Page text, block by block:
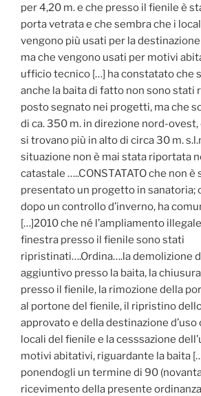
per 4,20 m. e che presso il fienile è
porta vetrata e che sembra che i
vengono più usati per la destinazione
ma che vengono usati per motivi
ufficio tecnico […] ha constatato che
anche la baita di fatto non sono stati
posto segnato nei progetti, ma che
di ca. 350 m. in direzione nord-
si trovano più in alto di circa 30 m.
situazione non è mai stata riportata
catastale …..CONSTATATO che non è
presentato un progetto in sanatoria;
dopo un controllo d’inverno, ha
[…]2010 che né l’ampliamento
finestra presso il fienile sono stati
ripristinati….Ordina….la demolizione
aggiuntivo presso la baita, la
presso il fienile, la rimozione della
al portone del fienile, il ripristino
approvato e della destinazione d’uso
locali del fienile e la cesssazione
motivi abitativi, riguardante la baita
ponendogli un termine di 90
ricevimento della presente